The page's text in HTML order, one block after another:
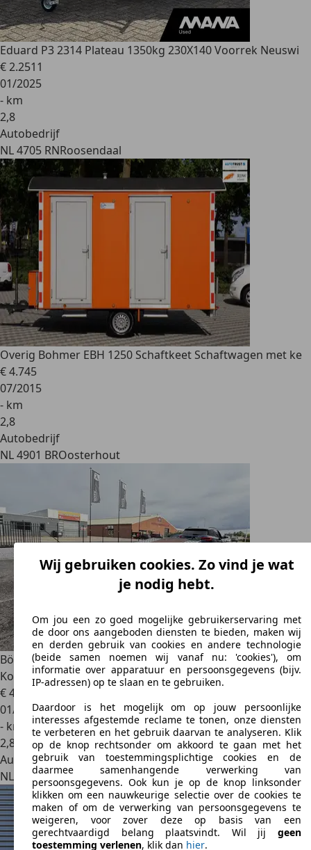
Eduard P3 2314 Plateau 1350kg 230X140 Voorrek Neuswi
€ 2.2511
01/2025
- km
2,8
Autobedrijf
NL 4705 RNRoosendaal
Overig Bohmer EBH 1250 Schaftkeet Schaftwagen met ke
€ 4.745
07/2015
- km
2,8
Autobedrijf
NL 4901 BROosterhout
BöckmannATP-B Kantelbaar Autotransporter ALKO
Koppeli
€ 4.950
01/2012
- km
2,8
Autobedrijf
NL 7602 PPAlmelo
Wij gebruiken cookies. Zo vind je wat
je nodig hebt.
Om jou een zo goed mogelijke gebruikerservaring met
de door ons aangeboden diensten te bieden, maken wij
en derden gebruik van cookies en andere technologie
(beide samen noemen wij vanaf nu: 'cookies'), om
informatie over apparatuur en persoonsgegevens (bijv.
IP-adressen) op te slaan en te gebruiken.
Daardoor is het mogelijk om op jouw persoonlijke
interesses afgestemde reclame te tonen, onze diensten
te verbeteren en het gebruik daarvan te analyseren. Klik
op de knop rechtsonder om akkoord te gaan met het
gebruik van toestemmingsplichtige cookies en de
daarmee samenhangende verwerking van
persoonsgegevens. Ook kun je op de knop linksonder
klikken om een nauwkeurige selectie over de cookies te
maken of om de verwerking van persoonsgegevens te
weigeren, voor zover deze op basis van een
gerechtvaardigd belang plaatsvindt. Wil jij geen
toestemming verlenen, klik dan hier.